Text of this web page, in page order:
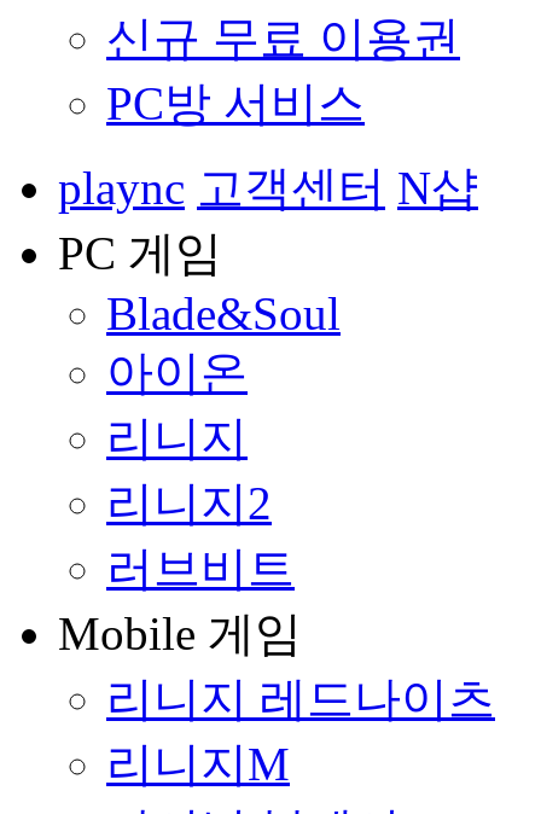
신규 무료 이용권
PC방 서비스
plaync 고객센터 N샵
PC 게임
Blade&Soul
아이온
리니지
리니지2
러브비트
Mobile 게임
리니지 레드나이츠
리니지M